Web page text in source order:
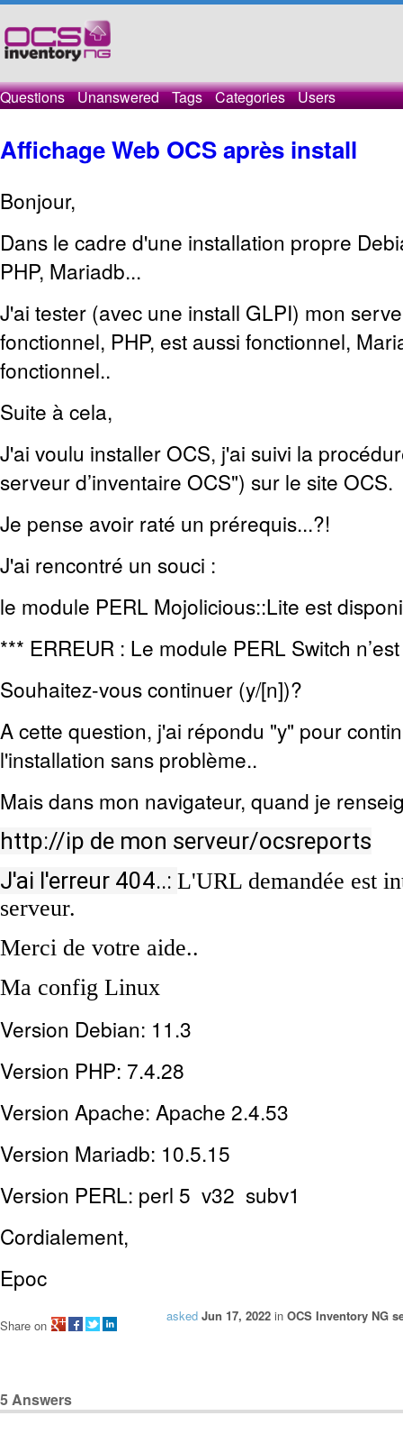
Questions Unanswered Tags Categories Users
Affichage Web OCS après install
Bonjour,
Dans le cadre d'une installation propre
PHP, Mariadb...
J'ai tester (avec une install GLPI) mon
fonctionnel, PHP, est aussi fonctionnel,
fonctionnel..
Suite à cela,
J'ai voulu installer OCS, j'ai suivi la
serveur d’inventaire OCS") sur le site OCS.
Je pense avoir raté un prérequis...?!
J'ai rencontré un souci :
le module PERL Mojolicious::Lite est
*** ERREUR : Le module PERL Switch
Souhaitez-vous continuer (y/[n])?
A cette question, j'ai répondu "y" pour
l'installation sans problème..
Mais dans mon navigateur, quand je
http://ip de mon serveur/ocsreports
J'ai l'erreur 404..: L'URL demandée est
serveur.
Merci de votre aide..
Ma config Linux
Version Debian: 11.3
Version PHP: 7.4.28
Version Apache: Apache 2.4.53
Version Mariadb: 10.5.15
Version PERL: perl 5 v32 subv1
Cordialement,
Epoc
asked Jun 17, 2022 in OCS Inventory NG
Share on
5Answers